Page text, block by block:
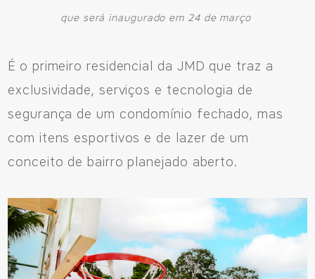
Fale pelo WhastApp
556692085083
que será inaugurado em 24 de março
É o primeiro residencial da JMD que traz a
exclusividade, serviços e tecnologia de
segurança de um condomínio fechado, mas
com itens esportivos e de lazer de um
conceito de bairro planejado aberto.